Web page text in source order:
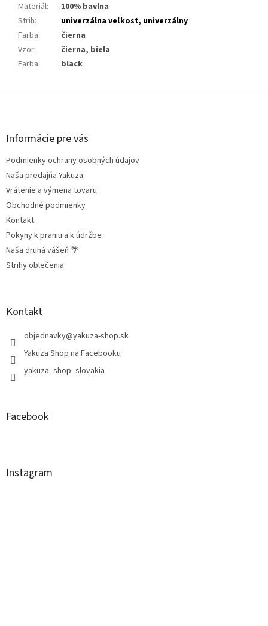
Materiál:
100% bavlna
Strih:
univerzálna veľkosť, univerzálny
Farba:
čierna
Vzor:
čierna, biela
Farba: black
Z
Informácie pre vás
Podmienky ochrany osobných údajov
Naša predajňa Yakuza
Vrátenie a výmena tovaru
Obchodné podmienky
Kontakt
Pokyny k praniu a k údržbe
Naša druhá vášeň 🌴
Strihy oblečenia
Kontakt
objednavky@yakuza-shop.sk
Yakuza Shop na Facebooku
yakuza_shop_slovakia
Facebook
Instagram